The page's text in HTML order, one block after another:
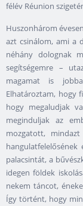
félév Réunion
Huszonhárom
azt csinálom, ami a
néhány dolognak
segítségemre –
magamat is
Elhatároztam, hogy
hogy megaludjak
meginduljak az
mozgatott,
palacsintát, a
idegen földek
nekem táncot,
Így történt, hogy